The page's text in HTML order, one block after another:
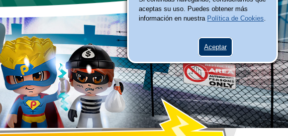
aceptas su uso. Puedes obtener más
información en nuestra Política de Cookies.
Aceptar